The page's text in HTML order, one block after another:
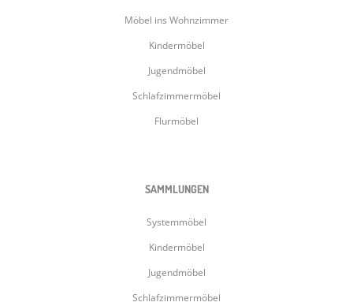
Möbel ins Wohnzimmer
Kindermöbel
Jugendmöbel
Schlafzimmermöbel
Flurmöbel
SAMMLUNGEN
Systemmöbel
Kindermöbel
Jugendmöbel
Schlafzimmermöbel